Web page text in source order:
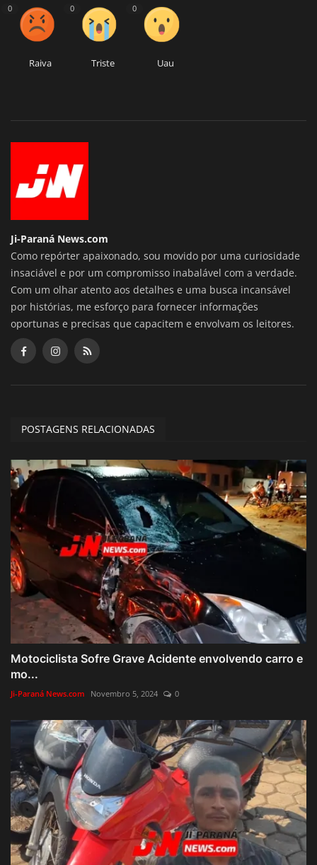
0
Raiva
0
Triste
0
Uau
Ji-Paraná News.com
Como repórter apaixonado, sou movido por uma curiosidade
insaciável e por um compromisso inabalável com a verdade.
Com um olhar atento aos detalhes e uma busca incansável
por histórias, me esforço para fornecer informações
oportunas e precisas que capacitem e envolvam os leitores.
POSTAGENS RELACIONADAS
Motociclista Sofre Grave Acidente envolvendo carro e
mo...
Ji-Paraná News.com Novembro 5, 2024 0